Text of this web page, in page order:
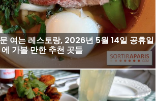
여는 레스토랑, 2026년 5월 14일 공휴일
에 가볼 만한 추천 곳들